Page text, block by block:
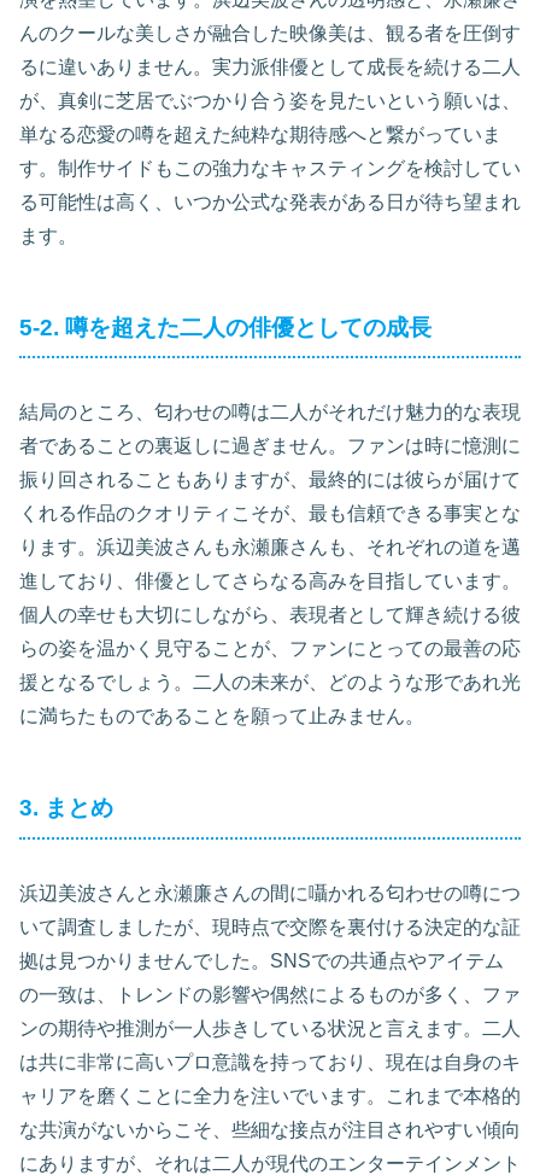
んのクールな美しさが融合した映像美は、観る者を圧倒す
るに違いありません。実力派俳優として成長を続ける二人
が、真剣に芝居でぶつかり合う姿を見たいという願いは、
単なる恋愛の噂を超えた純粋な期待感へと繋がっていま
す。制作サイドもこの強力なキャスティングを検討してい
る可能性は高く、いつか公式な発表がある日が待ち望まれ
ます。
5-2. 噂を超えた二人の俳優としての成長
結局のところ、匂わせの噂は二人がそれだけ魅力的な表現
者であることの裏返しに過ぎません。ファンは時に憶測に
振り回されることもありますが、最終的には彼らが届けて
くれる作品のクオリティこそが、最も信頼できる事実とな
ります。浜辺美波さんも永瀬廉さんも、それぞれの道を邁
進しており、俳優としてさらなる高みを目指しています。
個人の幸せも大切にしながら、表現者として輝き続ける彼
らの姿を温かく見守ることが、ファンにとっての最善の応
援となるでしょう。二人の未来が、どのような形であれ光
に満ちたものであることを願って止みません。
3. まとめ
浜辺美波さんと永瀬廉さんの間に囁かれる匂わせの噂につ
いて調査しましたが、現時点で交際を裏付ける決定的な証
拠は見つかりませんでした。SNSでの共通点やアイテム
の一致は、トレンドの影響や偶然によるものが多く、ファ
ンの期待や推測が一人歩きしている状況と言えます。二人
は共に非常に高いプロ意識を持っており、現在は自身のキ
ャリアを磨くことに全力を注いでいます。これまで本格的
な共演がないからこそ、些細な接点が注目されやすい傾向
にありますが、それは二人が現代のエンターテインメント